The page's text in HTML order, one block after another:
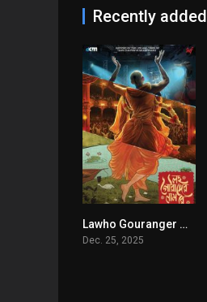
Recently added
5.7
Lawho Gouranger Naam Rey
Dec. 25, 2025